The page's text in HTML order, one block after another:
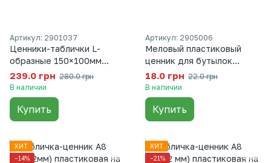
Артикул: 2901037
Ценники-таблички L-
образные 150×100мм
черные, набор 10 шт,
меловые, пластик (1037)
239.0 грн 280.0 грн
В наличии
Купить
Артикул: 2905006
Меловый пластиковый
ценник для бутылок
(5006)
18.0 грн 22.0 грн
В наличии
Купить
ХИТ
−14%
ХИТ
−21%